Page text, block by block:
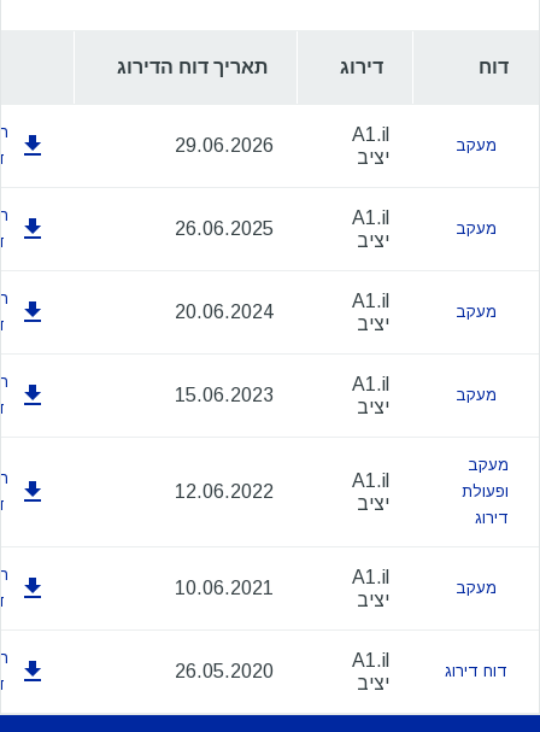
דוח דירוג תאריך דוח הדירוג
מעקב
A1.il
יציב
29.06.2026
מעקב
A1.il
יציב
26.06.2025
מעקב
A1.il
יציב
20.06.2024
מעקב
A1.il
יציב
15.06.2023
מעקב
ופעולת
דירוג
A1.il
יציב
12.06.2022
מעקב
A1.il
יציב
10.06.2021
דוח דירוג
A1.il
יציב
26.05.2020